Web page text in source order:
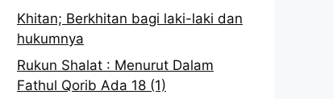
Khitan; Berkhitan bagi laki-laki dan
hukumnya
Rukun Shalat : Menurut Dalam
Fathul Qorib Ada 18 (1)